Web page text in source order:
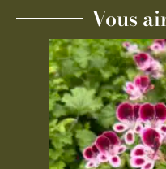
Vous